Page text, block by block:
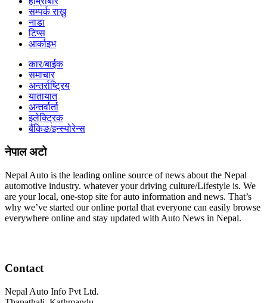
सम्पर्क राख्नु
नाडा
टिप्स
आर्काइभ
कार/बाईक
समाचार
अन्तर्राष्ट्रिय
यातायात
अन्तर्वार्ता
इलेक्ट्रिक
बैंकिङ/इन्स्योरेन्स
नेपाल अटो
Nepal Auto is the leading online source of news about the Nepal
automotive industry. whatever your driving culture/Lifestyle is. We
are your local, one-stop site for auto information and news. That’s
why we’ve started our online portal that everyone can easily browse
everywhere online and stay updated with Auto News in Nepal.
Contact
Nepal Auto Info Pvt Ltd.